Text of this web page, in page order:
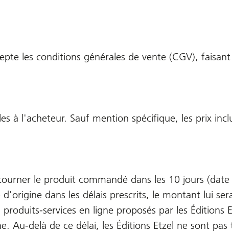
les conditions générales de vente (CGV),
à l'acheteur. Sauf mention spécifique, les prix
le produit commandé dans les 10 jours
dans les délais prescrits, le montant lui
services en ligne proposés par les Éditions
delà de ce délai, les Éditions Etzel ne sont pas